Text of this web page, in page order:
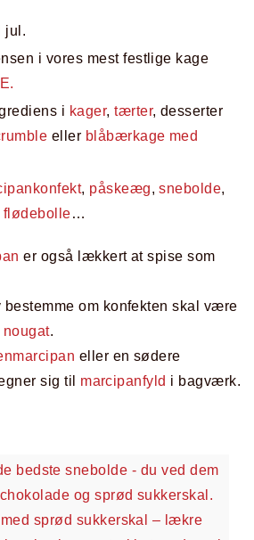
jul.
i vores mest festlige kage
i kager,tærter, desserter
eller blåbærkage med
, påskeæg,snebolde,
flødebolle…
er også lækkert at spise som
bestemme om konfekten skal være
nougat.
eller en sødere
sig til marcipanfyld i bagværk.